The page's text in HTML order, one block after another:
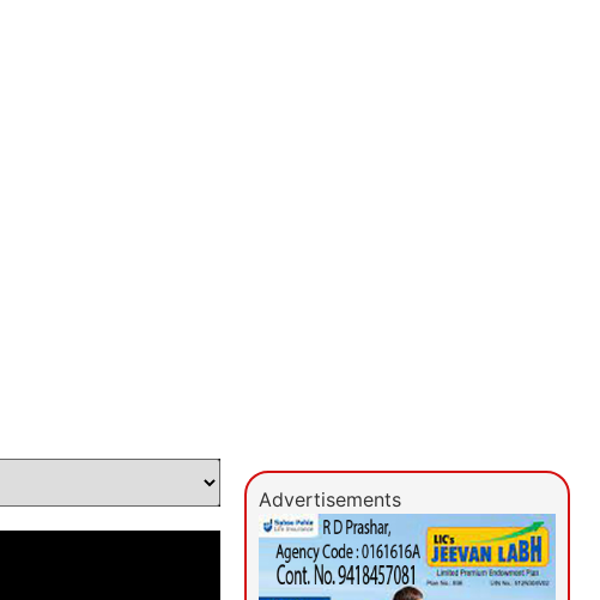
Advertisements